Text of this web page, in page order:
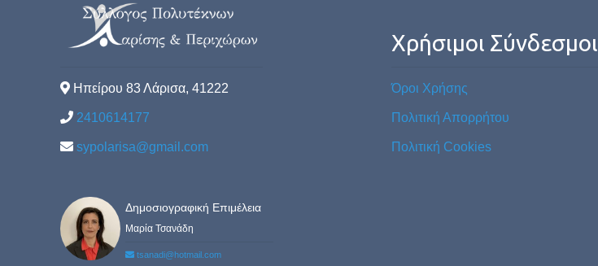
Ηπείρου 83 Λάρισα, 41222
2410614177
sypolarisa@gmail.com
Δημοσιογραφική Επιμέλεια
Μαρία Τσανάδη
tsanadi@hotmail.com
Χρήσιμοι Σύνδεσμοι
Όροι Χρήσης
Πολιτική Απορρήτου
Πολιτική Cookies